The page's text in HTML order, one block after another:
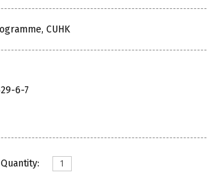
CUHK
6-7
Quantity: